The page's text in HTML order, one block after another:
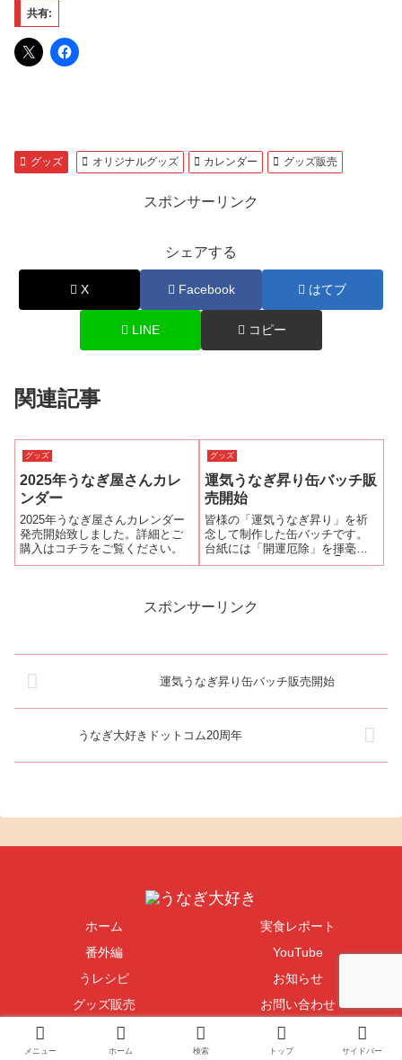
共有:
グッズ オリジナルグッズ カレンダー グッズ販売
スポンサーリンク
シェアする
X Facebook はてブ
LINE コピー
関連記事
グッズ
2025年うなぎ屋さんカレ
ンダー
2025年うなぎ屋さんカレンダー
発売開始致しました。詳細とご
購入はコチラをご覧ください。
グッズ
運気うなぎ昇り缶バッチ販
売開始
皆様の「運気うなぎ昇り」を祈
念して制作した缶バッチです。
台紙には「開運厄除」を揮毫致
しました。お買い求めは👇のリン
スポンサーリンク
運気うなぎ昇り缶バッチ販売開始
うなぎ大好きドットコム20周年
ホーム
実食レポート
番外編
YouTube
うレシピ
お知らせ
グッズ販売
お問い合わせ
Copyright © 2004-2026 うなぎ大好き All Rights Reserved.
メニュー ホーム 検索 トップ サイドバー